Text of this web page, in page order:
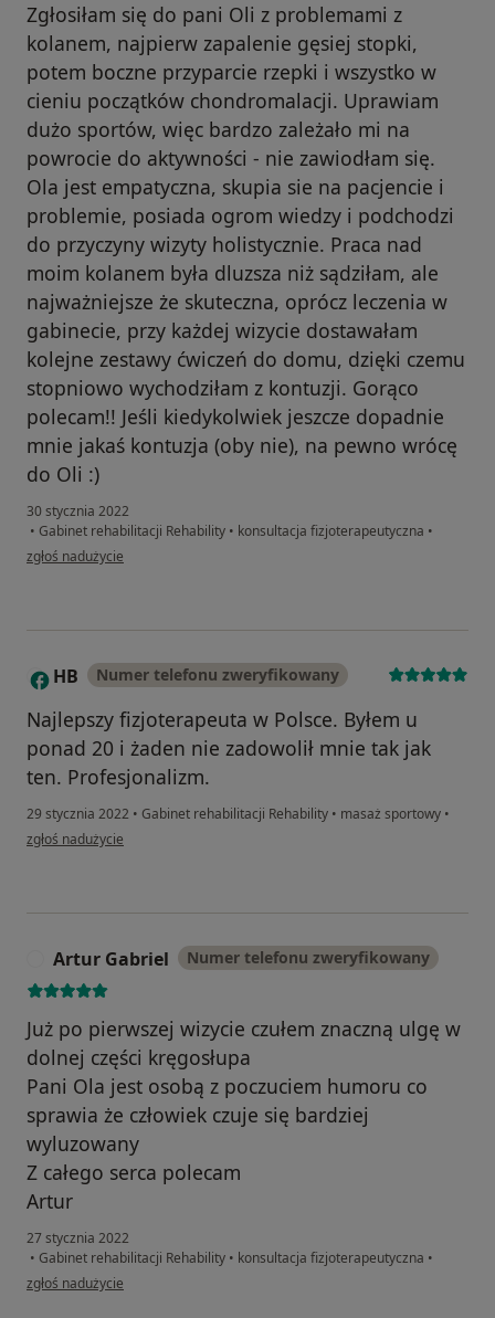
Zgłosiłam się do pani Oli z problemami z
kolanem, najpierw zapalenie gęsiej stopki,
potem boczne przyparcie rzepki i wszystko w
cieniu początków chondromalacji. Uprawiam
dużo sportów, więc bardzo zależało mi na
powrocie do aktywności - nie zawiodłam się.
Ola jest empatyczna, skupia sie na pacjencie i
problemie, posiada ogrom wiedzy i podchodzi
do przyczyny wizyty holistycznie. Praca nad
moim kolanem była dluzsza niż sądziłam, ale
najważniejsze że skuteczna, oprócz leczenia w
gabinecie, przy każdej wizycie dostawałam
kolejne zestawy ćwiczeń do domu, dzięki czemu
stopniowo wychodziłam z kontuzji. Gorąco
polecam!! Jeśli kiedykolwiek jeszcze dopadnie
mnie jakaś kontuzja (oby nie), na pewno wrócę
do Oli :)
30 stycznia 2022
• Gabinet rehabilitacji Rehability • konsultacja fizjoterapeutyczna •
w opinii użytkownika Ula
zgłoś nadużycie
H HB Numer telefonu zweryfikowany
Najlepszy fizjoterapeuta w Polsce. Byłem u
ponad 20 i żaden nie zadowolił mnie tak jak
ten. Profesjonalizm.
29 stycznia 2022 • Gabinet rehabilitacji Rehability • masaż sportowy •
w opinii użytkownika HB
zgłoś nadużycie
Artur Gabriel Numer telefonu zweryfikowany
Już po pierwszej wizycie czułem znaczną ulgę w
dolnej części kręgosłupa
Pani Ola jest osobą z poczuciem humoru co
sprawia że człowiek czuje się bardziej
wyluzowany
Z całego serca polecam
Artur
27 stycznia 2022
• Gabinet rehabilitacji Rehability • konsultacja fizjoterapeutyczna •
w opinii użytkownika Artur Gabriel
zgłoś nadużycie